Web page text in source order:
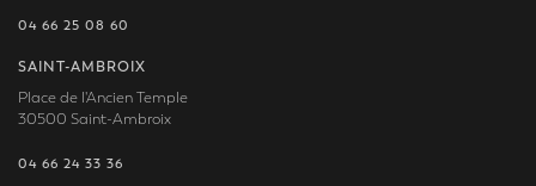
04 66 25 08 60
SAINT-AMBROIX
Place de l'Ancien Temple
30500 Saint-Ambroix
04 66 24 33 36